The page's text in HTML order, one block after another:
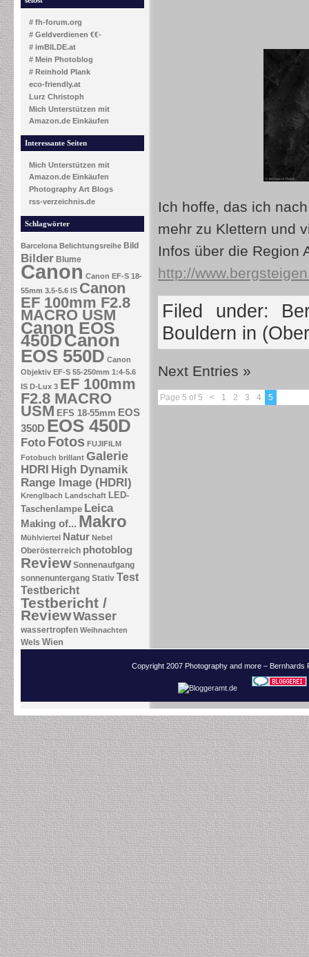
# fh-forum.org
# Geldverdienen €€-
# imBILDE.at
# Mein Photoblog
# Reinhold Plank
eco-friendly.at
Lurz Christoph
Mich Unterstützen mit
Amazon.de Einkäufen
Interessante Seiten
Mich Unterstützen mit
Amazon.de Einkäufen
Photography Art Blogs
rss-verzeichnis.de
Schlagwörter
Barcelona Belichtungsreihe Bild
Bilder Blume
Canon Canon EF-S 18-
55mm 3.5-5.6 IS Canon
EF 100mm F2.8
MACRO USM
Canon EOS
450DCanon
EOS 550D Canon
Objektiv EF-S 55-250mm 1:4-5.6
IS D-Lux 3 EF 100mm
F2.8 MACRO
USM EFS 18-55mm EOS
350D EOS 450D
Foto Fotos FUJIFILM
Fotobuch brillant Galerie
HDRI High Dynamik
Range Image (HDRI)
Krenglbach Landschaft LED-
Taschenlampe Leica
Making of... Makro
Mühlviertel Natur Nebel
Oberösterreich photoblog
Review Sonnenaufgang
sonnenuntergang Stativ Test
Testbericht
Testbericht /
ReviewWasser
wassertropfen Weihnachten
Wels Wien
Ich hoffe, das ich
mehr zu Klettern und
Infos über die Region
http://
Filed under:
Bouldern in
Next Entries »
Page 5 of 5 < 1 2 3 4 5
Copyright 2007 Photography and more –